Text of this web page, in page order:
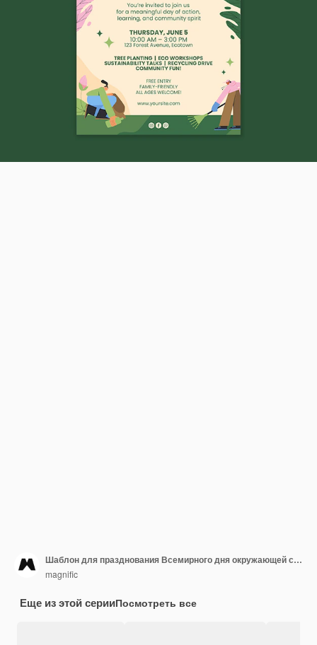
Шаблон для празднования Всемирного дня окружающей среды
magnific
Еще из этой серииПосмотреть все